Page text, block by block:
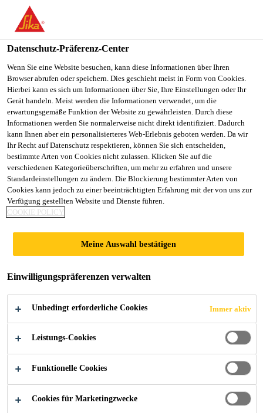
You are accessing "Sika Schweiz AG", it seems you are
accessing it from "Vereinigte Staaten". We have a dedicated
website for your country.
TO
SIKA
USA
STAY ON THE SIKA
SCHWEIZ AG WEBSITE
SELECT A
COUNTRY
Sika Schweiz AG
100 BISHOPSGATE
Industry ... 100 Bishopsgate
Datenschutz-Präferenz-Center
Wenn Sie eine Website besuchen, kann diese Informationen über Ihren
Browser abrufen oder speichern. Dies geschieht meist in Form von Cookies.
Hierbei kann es sich um Informationen über Sie, Ihre Einstellungen oder Ihr
Gerät handeln. Meist werden die Informationen verwendet, um die
erwartungsgemäße Funktion der Website zu gewährleisten. Durch diese
Informationen werden Sie normalerweise nicht direkt identifiziert. Dadurch
kann Ihnen aber ein personalisierteres Web-Erlebnis geboten werden. Da wir
Ihr Recht auf Datenschutz respektieren, können Sie sich entscheiden,
bestimmte Arten von Cookies nicht zulassen. Klicken Sie auf die
verschiedenen Kategorieüberschriften, um mehr zu erfahren und unsere
Standardeinstellungen zu ändern. Die Blockierung bestimmter Arten von
Cookies kann jedoch zu einer beeinträchtigten Erfahrung mit der von uns zur
Verfügung gestellten Website und Dienste führen.
COOKIE POLICY
Meine Auswahl bestätigen
Einwilligungspräferenzen verwalten
Unbedingt erforderliche Cookies Immer aktiv
Leistungs-Cookies
Funktionelle Cookies
Cookies für Marketingzwecke